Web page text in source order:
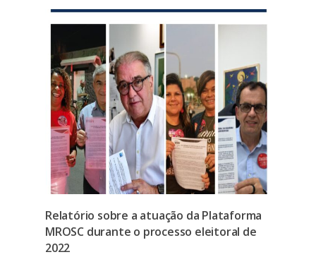
Relatório sobre a atuação da Plataforma
MROSC durante o processo eleitoral de
2022